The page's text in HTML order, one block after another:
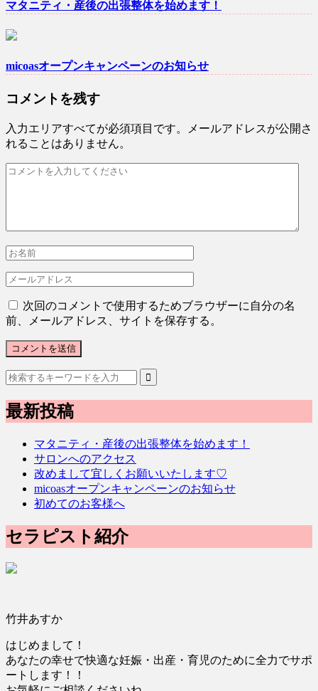
マタニティ・産後の出張整体を始めます！
micoasオープンキャンペーンのお知らせ
コメントを残す
入力エリアすべてが必須項目です。メールアドレスが公開さ
れることはありません。
次回のコメントで使用するためブラウザーに自分の名
前、メールアドレス、サイトを保存する。
最新投稿
マタニティ・産後の出張整体を始めます！
サロンへのアクセス
改めまして宜しくお願いいたします♡
micoasオープンキャンペーンのお知らせ
初めてのお客様へ
セラピスト紹介
竹井あすか
はじめまして！
あなたの幸せで快適な妊娠・出産・育児のために全力でサポ
ートします！！